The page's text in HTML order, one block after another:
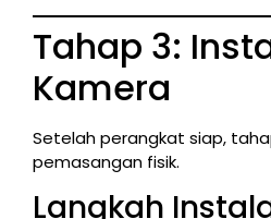
Tahap 3:
Kamera
Setelah perangkat siap,
pemasangan fisik.
Langkah